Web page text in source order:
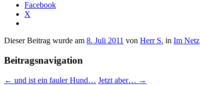
Facebook
X
Dieser Beitrag wurde am 8. Juli 2011 von Herr S. in Im Netz
Beitragsnavigation
← und ist ein fauler Hund… Jetzt aber… →